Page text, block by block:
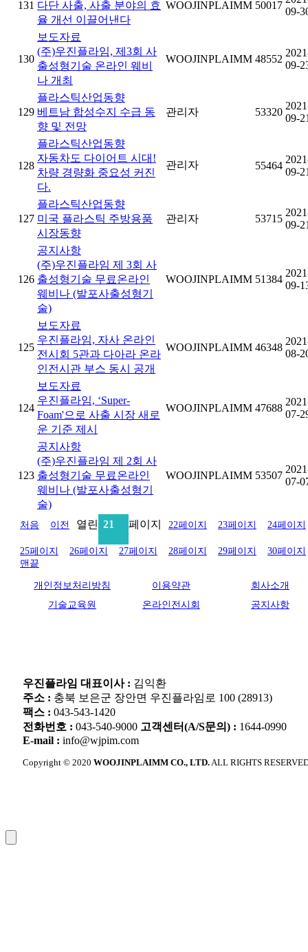
131 다단 사출, 사출 분야의 효
율 개선 이끌어낸다
WOOJINPLAIMM 50017
09-
130
보도자료
(주)우진플라임, 제3회 사
출성형기술 온라인 웨비
나 개최
WOOJINPLAIMM 48552
09-
129
플라스틱산업동향
베트남 합성수지 수급 동
향 및 전망
관리자 53320
09-
128
플라스틱산업동향
자동차도 다이어트 시대!
차량 경량화 중요성 커진
다.
관리자 55464
09-
127
플라스틱산업동향
미국 플라스틱 주방용품
시장동향
관리자 53715
09-
126
공지사항
(주)우진플라임 제 3회 사
출성형기술 무료온라인
웨비나 (발포사출성형기
술)
WOOJINPLAIMM 51384
09-
125
보도자료
우진플라임, 자사 온라인
전시회 5관과 다아라 온라
인전시관 부스 동시 공개
WOOJINPLAIMM 46348
08-
124
보도자료
우진플라임, ‘Super-
Foam'으로 사출 시장 새로
운 기준 제시
WOOJINPLAIMM 47688
07-
123
공지사항
(주)우진플라임 제 2회 사
출성형기술 무료온라인
웨비나 (발포사출성형기
술)
WOOJINPLAIMM 53507
07-
처음 이전 열린 21 페이지 22페이지 23페이지 24페이지
25페이지 26페이지 27페이지 28페이지 29페이지 30페이지
맨끝
개인정보처리방침 이용약관
회사소개
기술교육원
온라인전시회 공지사항
우진플라임 대표이사 : 김익환
주소 : 충북 보은군 장안면 우진플라임로 100 (28913)
팩스 : 043-543-1420
전화번호 : 043-540-9000 고객센터(A/S문의) : 1644-0990
E-mail : info@wjpim.com
Copyright © 2020 WOOJINPLAIMM CO., LTD.ALL RIGHTS